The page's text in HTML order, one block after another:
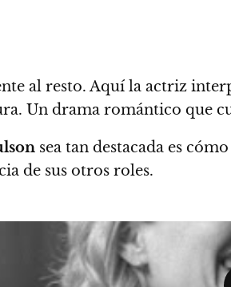
al resto. Aquí la actriz
Un drama romántico que
sea tan destacada es
de sus otros roles.